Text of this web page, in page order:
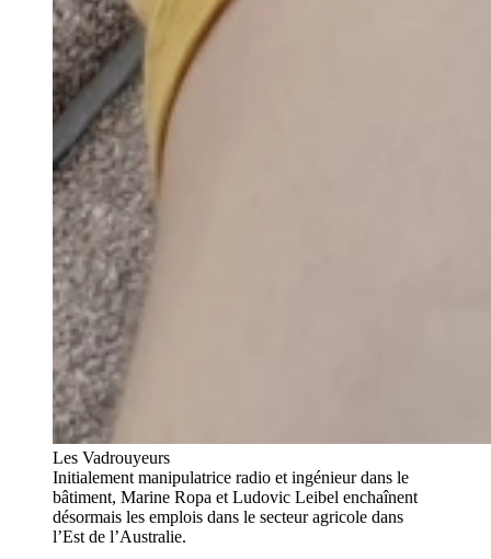
Les Vadrouyeurs
Initialement manipulatrice radio et ingénieur dans le
bâtiment, Marine Ropa et Ludovic Leibel enchaînent
désormais les emplois dans le secteur agricole dans
l’Est de l’Australie.